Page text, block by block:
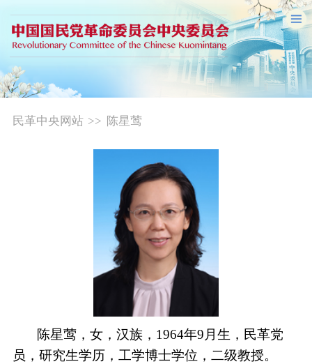
民革中央网站 >> 陈星莺
陈星莺，女，汉族，1964年9月生，民革党
员，研究生学历，工学博士学位，二级教授。